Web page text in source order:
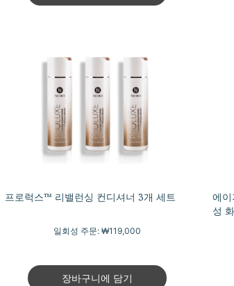
프로럭스™ 리밸런싱 컨디셔너 3개 세트
일회성 주문:₩119,000
장바구니에 담기
에
성